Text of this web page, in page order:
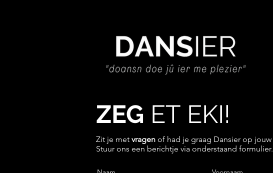
ZEG ET EKI!
Zit je met vragen of had je graag Dansier op jouw
Stuur ons een berichtje via onderstaand formulier.